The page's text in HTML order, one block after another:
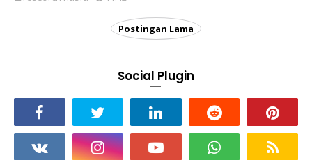
Postingan Lama
Social Plugin